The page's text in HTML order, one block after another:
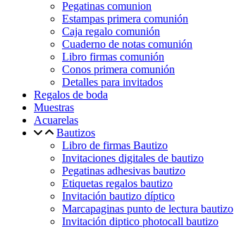
Pegatinas comunion
Estampas primera comunión
Caja regalo comunión
Cuaderno de notas comunión
Libro firmas comunión
Conos primera comunión
Detalles para invitados
Regalos de boda
Muestras
Acuarelas
Bautizos
Libro de firmas Bautizo
Invitaciones digitales de bautizo
Pegatinas adhesivas bautizo
Etiquetas regalos bautizo
Invitación bautizo díptico
Marcapaginas punto de lectura bautizo
Invitación diptico photocall bautizo